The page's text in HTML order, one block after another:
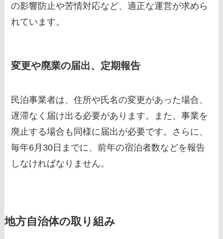
の影響防止や苦情対応など、適正な運営が求めら
れています。
変更や廃業の届出、定期報告
民泊事業者は、住所や氏名の変更があった場合、
遅滞なく届け出る必要があります。また、事業を
廃止する場合も同様に届出が必要です。さらに、
毎年6月30日までに、前年の宿泊者数などを報告
しなければなりません。
地方自治体の取り組み